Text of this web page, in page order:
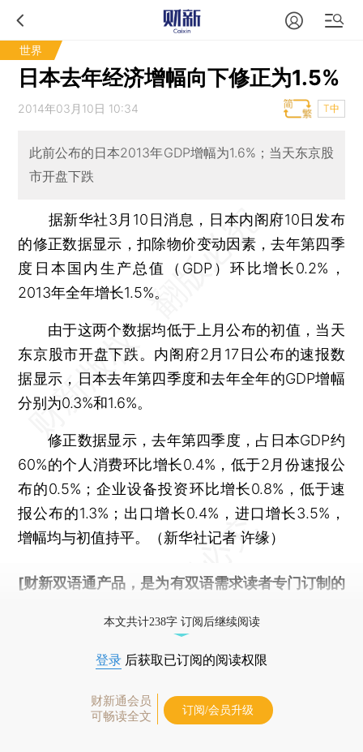
世界
日本去年经济增幅向下修正为1.5%
2014年03月10日 10:34 T中
此前公布的日本2013年GDP增幅为1.6%；当天东京股
市开盘下跌
据新华社3月10日消息，日本内阁府10日发布
的修正数据显示，扣除物价变动因素，去年第四季
度日本国内生产总值（GDP）环比增长0.2%，
2013年全年增长1.5%。
由于这两个数据均低于上月公布的初值，当天
东京股市开盘下跌。内阁府2月17日公布的速报数
据显示，日本去年第四季度和去年全年的GDP增幅
分别为0.3%和1.6%。
修正数据显示，去年第四季度，占日本GDP约
60%的个人消费环比增长0.4%，低于2月份速报公
布的0.5%；企业设备投资环比增长0.8%，低于速
报公布的1.3%；出口增长0.4%，进口增长3.5%，
增幅均与初值持平。（新华社记者 许缘）
[财新双语通产品，是为有双语需求读者专门订制的
本文共计238字 订阅后继续阅读
登录 后获取已订阅的阅读权限
财新通会员
可畅读全文
订阅/会员升级